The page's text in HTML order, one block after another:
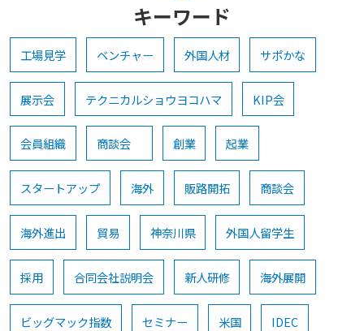
キーワード
工場見学 ベンチャー 外国人材 サポかな
展示会 テクニカルショウヨコハマ KIP会
会員組織 商談会 創業 起業
スタートアップ 海外 販路開拓 商談会
海外進出 貿易 神奈川県 外国人留学生
採用 合同会社説明会 新人研修 海外展開
ビッグマック指数 セミナー 米国 IDEC